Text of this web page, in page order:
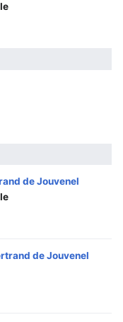
de Jouvenel
de Jouvenel